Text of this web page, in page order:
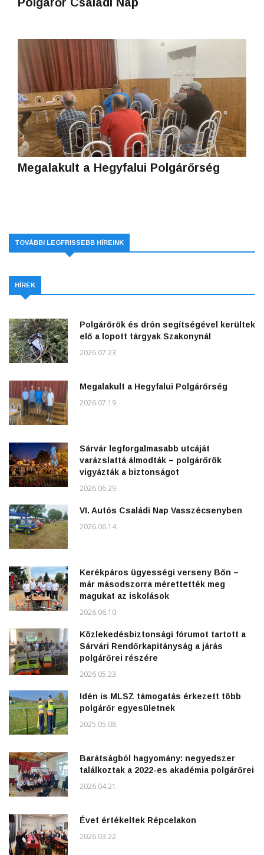
Megalakult a Hegyfalui Polgárőrség
TOVÁBBI LEGFRISSEBB HÍREINK
HÍREK
Polgárőrök és drón segítségével kerültek
elő a lopott tárgyak Szakonynál
2026.07.23.
Megalakult a Hegyfalui Polgárőrség
2026.07.19.
Sárvár legforgalmasabb utcáját
varázslattá álmodták – polgárőrök
vigyázták a biztonságot
2026.06.29.
VI. Autós Családi Nap Vasszécsenyben
2026.06.14.
Kerékpáros ügyességi verseny Bőn –
már másodszorra mérettették meg
magukat az iskolások
2026.06.10.
Közlekedésbiztonsági fórumot tartott a
Sárvári Rendőrkapitányság a járás
polgárőrei részére
2026.05.23.
Idén is MLSZ támogatás érkezett több
polgárőr egyesületnek
2025.05.08.
Barátságból hagyomány: negyedszer
találkoztak a 2022-es akadémia polgárőrei
2026.04.21.
Évet értékeltek Répcelakon
2026.03.22.